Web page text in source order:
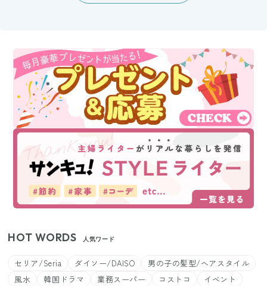
HOT WORDS 人気ワード
セリア/Seria ダイソー/DAISO
男の子の髪型/ヘアスタイル
風水
韓国ドラマ 業務スーパー コストコ
イベント